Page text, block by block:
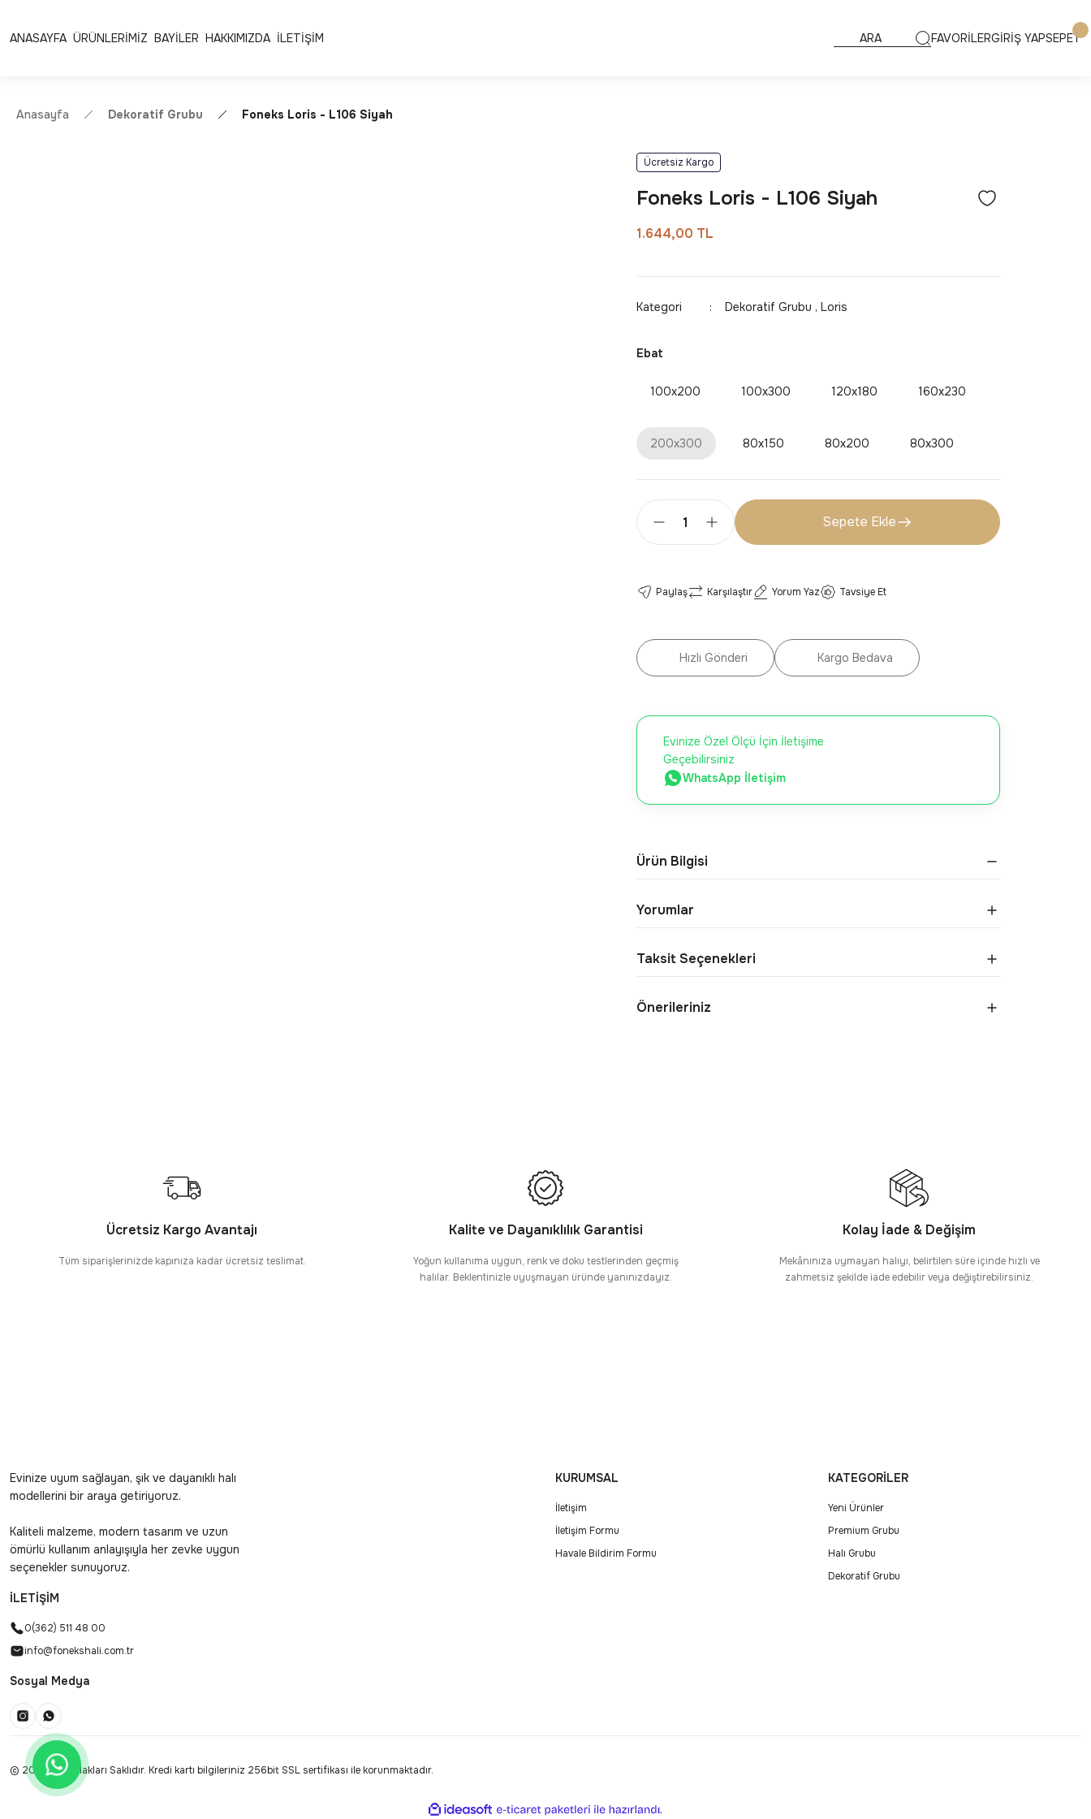
ANASAYFA ÜRÜNLERİMİZ BAYİLER HAKKIMIZDA İLETİŞİM FAVORİLERGİRİŞ YAPSEPET
Anasayfa Dekoratif Grubu Foneks Loris - L106 Siyah
Ücretsiz Kargo
Foneks Loris - L106 Siyah
1.644,00 TL
Kategori Dekoratif Grubu , Loris
Ebat
100x200 100x300 120x180 160x230
200x300 80x150 80x200 80x300
Sepete Ekle
Paylaş Karşılaştır Yorum Yaz Tavsiye Et
Hızlı Gönderi Kargo Bedava
Evinize Özel Ölçü İçin İletişime
Geçebilirsiniz
WhatsApp İletişim
Ürün Bilgisi
Yorumlar
Taksit Seçenekleri
Önerileriniz
Ücretsiz Kargo Avantajı
Tüm siparişlerinizde kapınıza kadar ücretsiz teslimat.
Kalite ve Dayanıklılık Garantisi
Yoğun kullanıma uygun, renk ve doku testlerinden geçmiş
halılar. Beklentinizle uyuşmayan üründe yanınızdayız.
Kolay İade & Değişim
Mekânınıza uymayan halıyı, belirtilen süre içinde hızlı ve
zahmetsiz şekilde iade edebilir veya değiştirebilirsiniz.
Evinize uyum sağlayan, şık ve dayanıklı halı
modellerini bir araya getiriyoruz.
Kaliteli malzeme, modern tasarım ve uzun
ömürlü kullanım anlayışıyla her zevke uygun
seçenekler sunuyoruz.
İLETİŞİM
0(362) 511 48 00
info@fonekshali.com.tr
Sosyal Medya
KURUMSAL
İletişim
İletişim Formu
Havale Bildirim Formu
KATEGORİLER
Yeni Ürünler
Premium Grubu
Halı Grubu
Dekoratif Grubu
© 2025 Tüm Hakları Saklıdır. Kredi kartı bilgileriniz 256bit SSL sertifikası ile korunmaktadır.
ideasoft
e-